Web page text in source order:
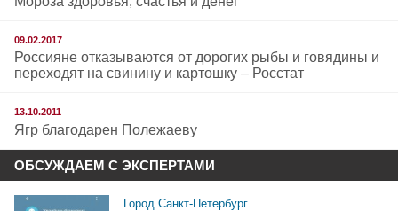
09.02.2017
Россияне отказываются от дорогих рыбы и говядины и
переходят на свинину и картошку – Росстат
13.10.2011
Ягр благодарен Полежаеву
ОБСУЖДАЕМ С ЭКСПЕРТАМИ
Город Санкт-Петербург